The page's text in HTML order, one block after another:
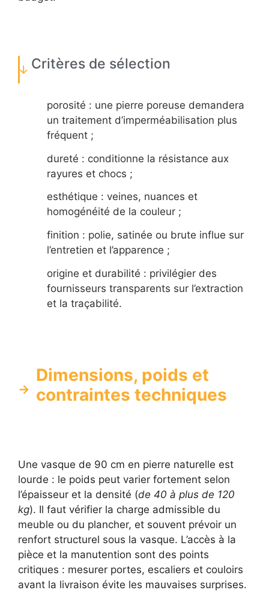
Critères de sélection
porosité : une pierre poreuse demandera
un traitement d’imperméabilisation plus
fréquent ;
dureté : conditionne la résistance aux
rayures et chocs ;
esthétique : veines, nuances et
homogénéité de la couleur ;
finition : polie, satinée ou brute influe sur
l’entretien et l’apparence ;
origine et durabilité : privilégier des
fournisseurs transparents sur l’extraction
et la traçabilité.
Dimensions, poids et
contraintes techniques
Une vasque de 90 cm en pierre naturelle est
lourde : le poids peut varier fortement selon
l’épaisseur et la densité (de 40 à plus de 120
kg). Il faut vérifier la charge admissible du
meuble ou du plancher, et souvent prévoir un
renfort structurel sous la vasque. L’accès à la
pièce et la manutention sont des points
critiques : mesurer portes, escaliers et couloirs
avant la livraison évite les mauvaises surprises.